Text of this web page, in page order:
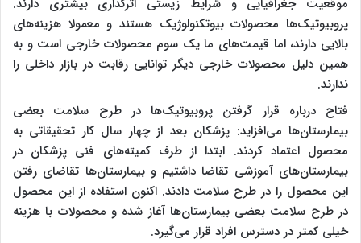
موقعیت جغرافیایی و شرایط زیستی اثرگذاری بیشتری دارند.
پروبیوتیک‌ها محصولات بیوتکنولوژیک هستند و معمولا هزینه‌های
بالایی دارند، اما قیمت‌های ما یک سوم محصولات خارجی است و به
همین دلیل محصولات خارجی دیگر توانایی رقابت در بازار داخلی را
ندارند.
فتاح درباره قرار گرفتن پروبیوتیک‌ها در طرح سلامت بعضی
بیمارستان‌ها می‌افزاید: پزشکان بعد از چهار سال کار تحقیقاتی به
محصول اعتماد کردند. ابتدا از طرف کمیته‌های فنی پزشکان در
بیمارستان‌های آموزشی تقاضا داشتیم و بیمارستان‌ها تقاضای رفتن
این محصول را در طرح سلامت دادند. اکنون استفاده از این محصول
در طرح سلامت بعضی بیمارستان‌ها آغاز شده و محصولات با هزینه
خیلی کمتر در دسترس افراد قرار می‌گیرد.